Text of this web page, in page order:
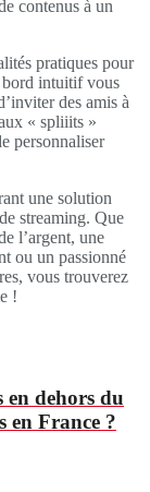
contenus à un
pratiques pour
bord intuitif vous
des amis à
« spliiits »
personnaliser
une solution
streaming. Que
l’argent, une
ou un passionné
vous trouverez
!
en dehors du
en France ?